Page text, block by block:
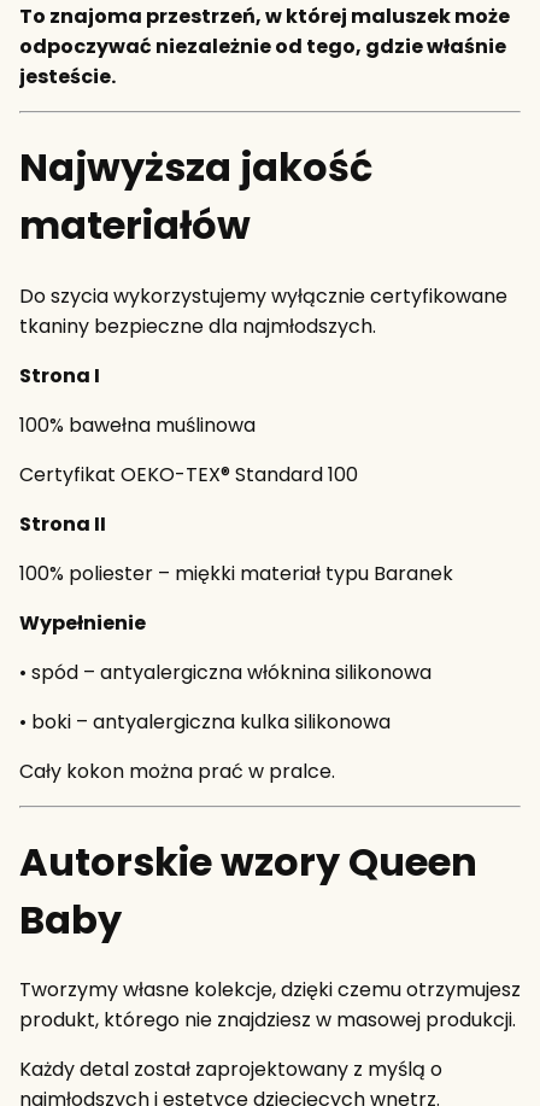
To znajoma przestrzeń, w której maluszek może
odpoczywać niezależnie od tego, gdzie właśnie
jesteście.
Najwyższa jakość
materiałów
Do szycia wykorzystujemy wyłącznie certyfikowane
tkaniny bezpieczne dla najmłodszych.
Strona I
100% bawełna muślinowa
Certyfikat OEKO-TEX® Standard 100
Strona II
100% poliester – miękki materiał typu Baranek
Wypełnienie
• spód – antyalergiczna włóknina silikonowa
• boki – antyalergiczna kulka silikonowa
Cały kokon można prać w pralce.
Autorskie wzory Queen
Baby
Tworzymy własne kolekcje, dzięki czemu otrzymujesz
produkt, którego nie znajdziesz w masowej produkcji.
Każdy detal został zaprojektowany z myślą o
najmłodszych i estetyce dziecięcych wnętrz.